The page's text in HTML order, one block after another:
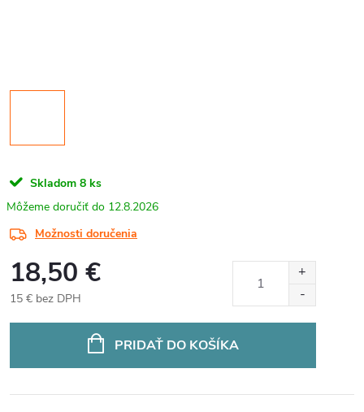
Skladom 8 ks
12.8.2026
Možnosti doručenia
18,50 €
15 € bez DPH
PRIDAŤ DO KOŠÍKA